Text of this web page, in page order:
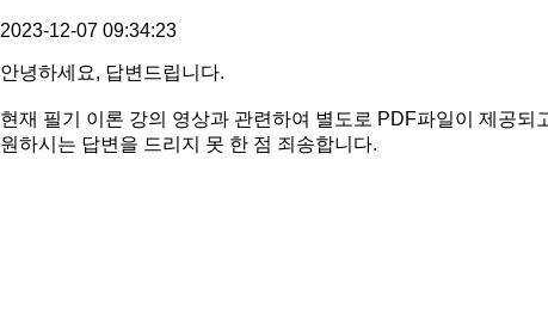
2023-12-07 09:34:23
안녕하세요, 답변드립니다.
현재 필기 이론 강의 영상과 관련하여 별도로 PDF파일이 제공되
원하시는 답변을 드리지 못 한 점 죄송합니다.